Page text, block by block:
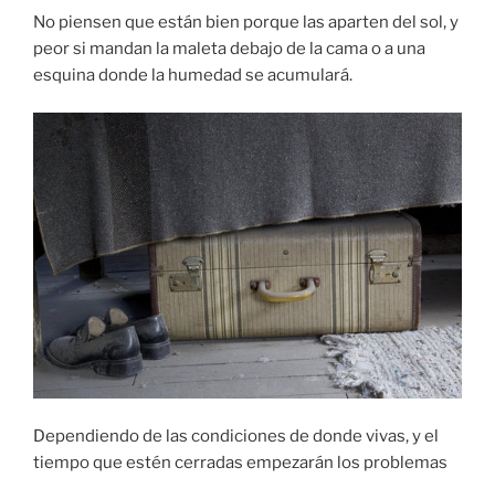
No piensen que están bien porque las aparten del sol, y
peor si mandan la maleta debajo de la cama o a una
esquina donde la humedad se acumulará.
Dependiendo de las condiciones de donde vivas, y el
tiempo que estén cerradas empezarán los problemas